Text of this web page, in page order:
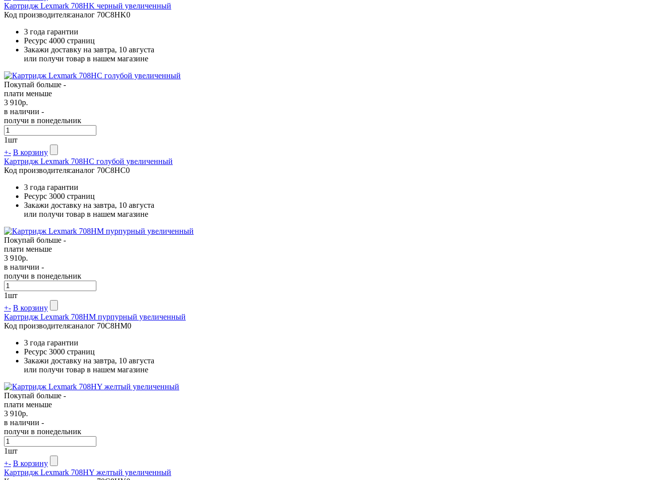
Картридж Lexmark 708HK черный увеличенный
Код производителя:аналог 70C8HK0
3 года гарантии
Ресурс 4000 страниц
Закажи доставку на завтра, 10 августа
или получи товар в нашем магазине
Покупай больше -
плати меньше
3 910р.
в наличии -
получи в понедельник
1шт
+- В корзину
Картридж Lexmark 708HC голубой увеличенный
Код производителя:аналог 70C8HC0
3 года гарантии
Ресурс 3000 страниц
Закажи доставку на завтра, 10 августа
или получи товар в нашем магазине
Покупай больше -
плати меньше
3 910р.
в наличии -
получи в понедельник
1шт
+- В корзину
Картридж Lexmark 708HM пурпурный увеличенный
Код производителя:аналог 70C8HM0
3 года гарантии
Ресурс 3000 страниц
Закажи доставку на завтра, 10 августа
или получи товар в нашем магазине
Покупай больше -
плати меньше
3 910р.
в наличии -
получи в понедельник
1шт
+- В корзину
Картридж Lexmark 708HY желтый увеличенный